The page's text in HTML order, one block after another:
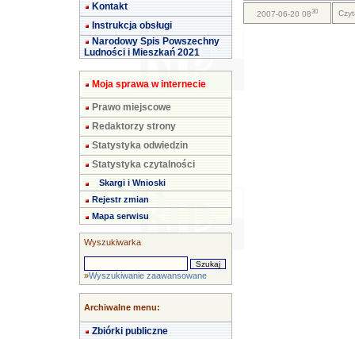
Kontakt
Instrukcja obsługi
Narodowy Spis Powszechny
Ludności i Mieszkań 2021
Moja sprawa w internecie
Prawo miejscowe
Redaktorzy strony
Statystyka odwiedzin
Statystyka czytalności
Skargi i Wnioski
Rejestr zmian
Mapa serwisu
Wyszukiwarka
»Wyszukiwanie zaawansowane
Archiwalne menu:
Zbiórki publiczne
2007-06-20 0830